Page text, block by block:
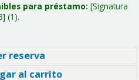
para préstamo: Signatura
(1).
reserva
al carrito